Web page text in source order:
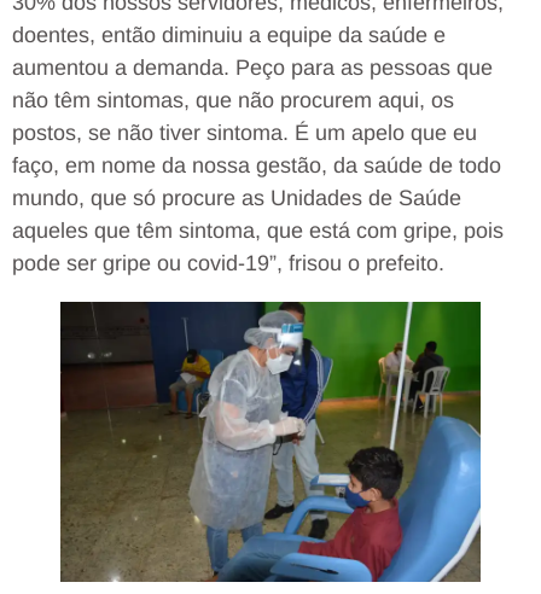
doentes, então diminuiu a equipe da saúde e
aumentou a demanda. Peço para as pessoas que
não têm sintomas, que não procurem aqui, os
postos, se não tiver sintoma. É um apelo que eu
faço, em nome da nossa gestão, da saúde de todo
mundo, que só procure as Unidades de Saúde
aqueles que têm sintoma, que está com gripe, pois
pode ser gripe ou covid-19”, frisou o prefeito.